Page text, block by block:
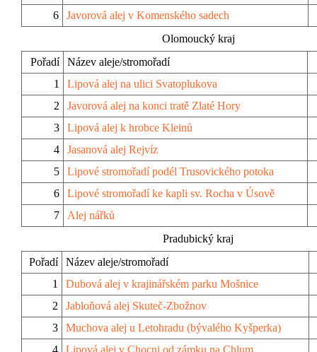
6
Javorová alej v Komenského sadech
Olomoucký kraj
Pořadí
Název aleje/stromořadí
1
Lipová alej na ulici Svatoplukova
2
Javorová alej na konci tratě Zlaté Hory
3
Lipová alej k hrobce Kleinů
4
Jasanová alej Rejvíz
5
Lipové stromořadí podél Trusovického potoka
6
Lipové stromořadí ke kapli sv. Rocha v Úsově
7
Alej nářků
Pradubický kraj
Pořadí
Název aleje/stromořadí
1
Dubová alej v krajinářském parku Mošnice
2
Jabloňová alej Skuteč-Zbožnov
3
Muchova alej u Letohradu (bývalého Kyšperka)
4
Lipová alej v Chocni od zámku na Chlum